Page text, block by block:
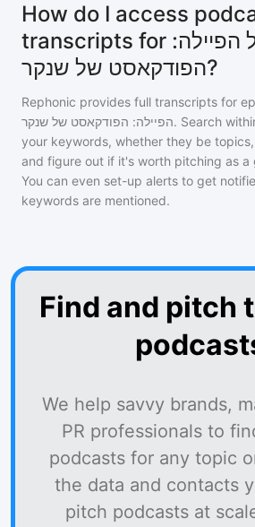
How do I access
transcripts for הצנטרום של הפיילה:
הפודקאסט של שנקר?
Rephonic provides full transcripts for
הפיילה: הפודקאסט של שנקר. Search
your keywords, whether they be
and figure out if it's worth pitching as a
You can even set-up alerts to get
keywords are mentioned.
Find and pitch
We help savvy brands,
PR professionals to
podcasts for any topic
the data and contacts
pitch podcasts at